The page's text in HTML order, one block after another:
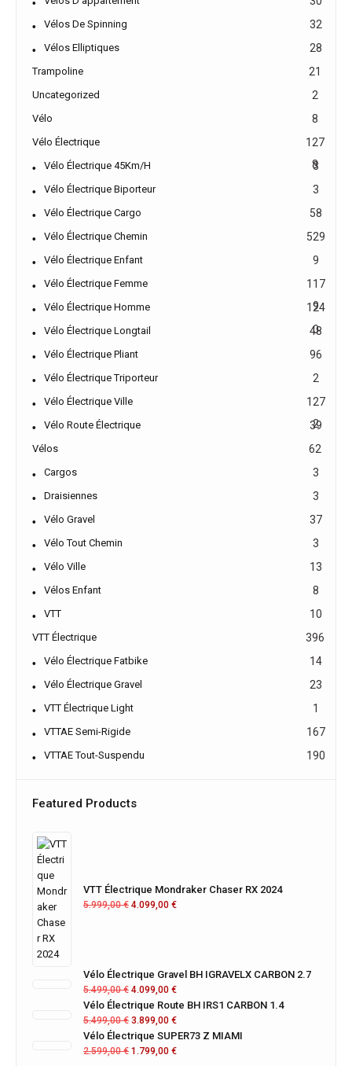
Vélos De Spinning 32
Vélos Elliptiques 28
Trampoline 21
Uncategorized 2
Vélo 8
Vélo Électrique
127
8
Vélo Électrique 45Km/h 3
Vélo Électrique Biporteur 3
Vélo Électrique Cargo 58
Vélo Électrique Chemin 529
Vélo Électrique Enfant 9
Vélo Électrique Femme
117
9
Vélo Électrique Homme
124
0
Vélo Électrique Longtail 48
Vélo Électrique Pliant 96
Vélo Électrique Triporteur 2
Vélo Électrique Ville
127
2
Vélo Route Électrique 39
Vélos 62
Cargos 3
Draisiennes 3
Vélo Gravel 37
Vélo Tout Chemin 3
Vélo Ville 13
Vélos Enfant 8
VTT 10
VTT Électrique 396
Vélo Électrique Fatbike 14
Vélo Électrique Gravel 23
VTT Électrique Light 1
VTTAE Semi-Rigide 167
VTTAE Tout-Suspendu 190
Featured Products
VTT Électrique Mondraker Chaser RX 2024
5.999,00€ 4.099,00 €
Vélo Électrique Gravel BH IGRAVELX CARBON 2.7
5.499,00€ 4.099,00 €
Vélo Électrique Route BH IRS1 CARBON 1.4
5.499,00€ 3.899,00 €
Vélo Électrique SUPER73 Z MIAMI
2.599,00€ 1.799,00 €